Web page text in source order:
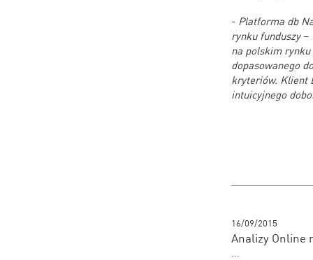
- Platforma db
rynku funduszy–
na polskim
dopasowanego
kryteriów. Klient
intuicyjnego
16/09/2015
Analizy Online
...